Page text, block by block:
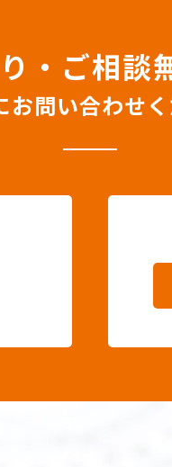
・ご相談
お問い合わせく